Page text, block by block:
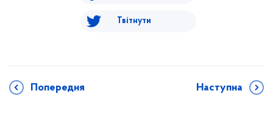
Твітнути
Попередня Наступна